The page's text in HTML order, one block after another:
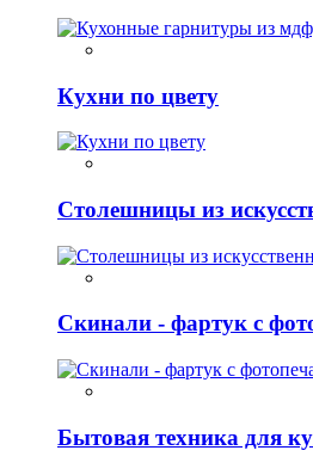
Кухни по цвету
Столешницы из
Скинали - фартук с
Бытовая техника для